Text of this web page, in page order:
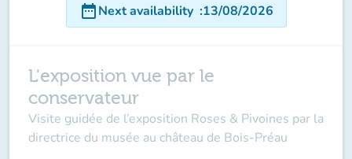
date_rangeNext availability :13/08/2026
L'exposition vue par le
conservateur
Visite guidée de l’exposition Roses & Pivoines par la
directrice du musée au château de Bois-Préau